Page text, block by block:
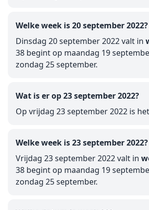
Welke week is 20 september 2022?
Dinsdag 20 september 2022 valt in
38 begint op maandag 19
zondag 25 september.
Wat is er op 23 september 2022?
Op vrijdag 23 september 2022 is het
Welke week is 23 september 2022?
Vrijdag 23 september 2022 valt in
38 begint op maandag 19
zondag 25 september.